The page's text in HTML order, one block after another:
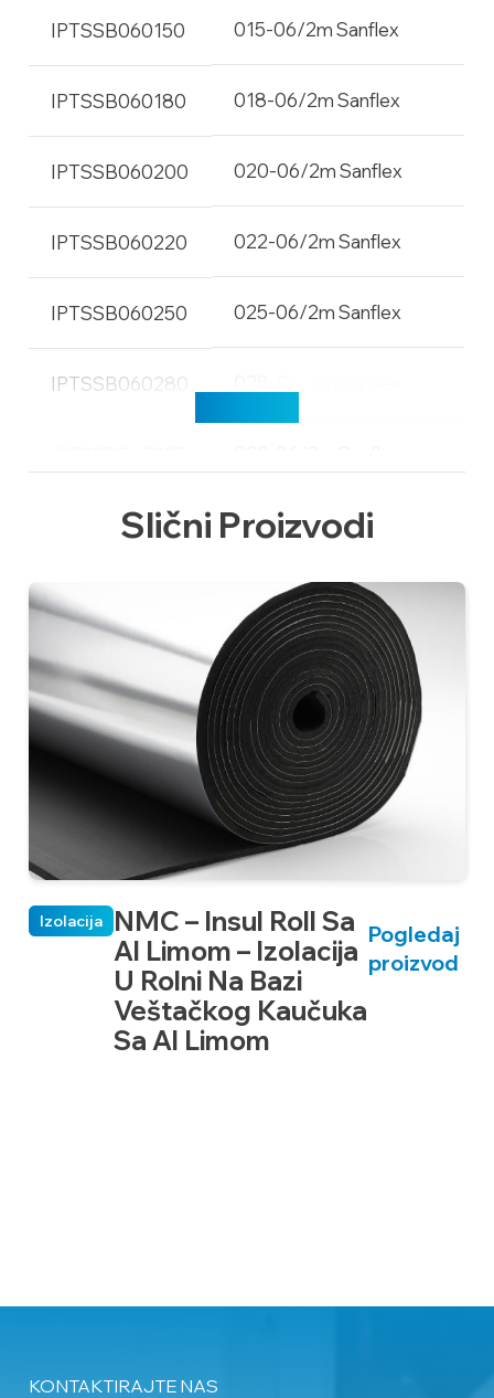
IPTSSB060150 015-06/2m Sanflex
IPTSSB060180 018-06/2m Sanflex
IPTSSB060200 020-06/2m Sanflex
IPTSSB060220 022-06/2m Sanflex
IPTSSB060250 025-06/2m Sanflex
IPTSSB060280
IPTSSB060350 035-06/2m Sanflex
IPTSSB060420 042-06/2m Sanflex
Slični Proizvodi
NMC – Insul Roll Sa
Al Limom – Izolacija
U Rolni Na Bazi
Veštačkog Kaučuka
Sa Al Limom
Izolacija
Pogledaj
proizvod
KONTAKTIRAJTE NAS